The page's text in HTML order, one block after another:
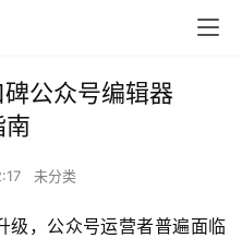
公众号编辑器
南
未分类
级，公众号运营者普遍面临